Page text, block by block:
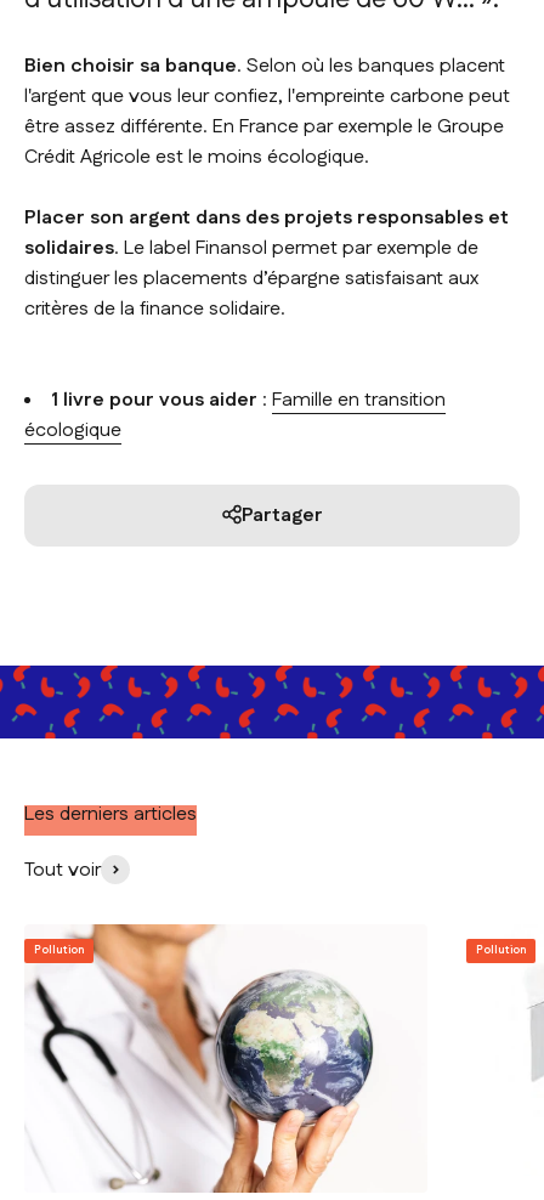
Bien choisir sa banque. Selon où les banques placent
l'argent que vous leur confiez, l'empreinte carbone peut
être assez différente. En France par exemple le Groupe
Crédit Agricole est le moins écologique.
Placer son argent dans des projets responsables et
solidaires. Le label Finansol permet par exemple de
distinguer les placements d’épargne satisfaisant aux
critères de la finance solidaire.
1 livre pour vous aider : Famille en transition
écologique
Partager
Les derniers articles
Tout voir
Pollution Pollution